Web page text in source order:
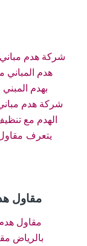
شركة هدم
هدم المباني
بهدم
شركة هدم
الهدم مع
يتعرف
مقاول هدم
مقاول
بالرياض